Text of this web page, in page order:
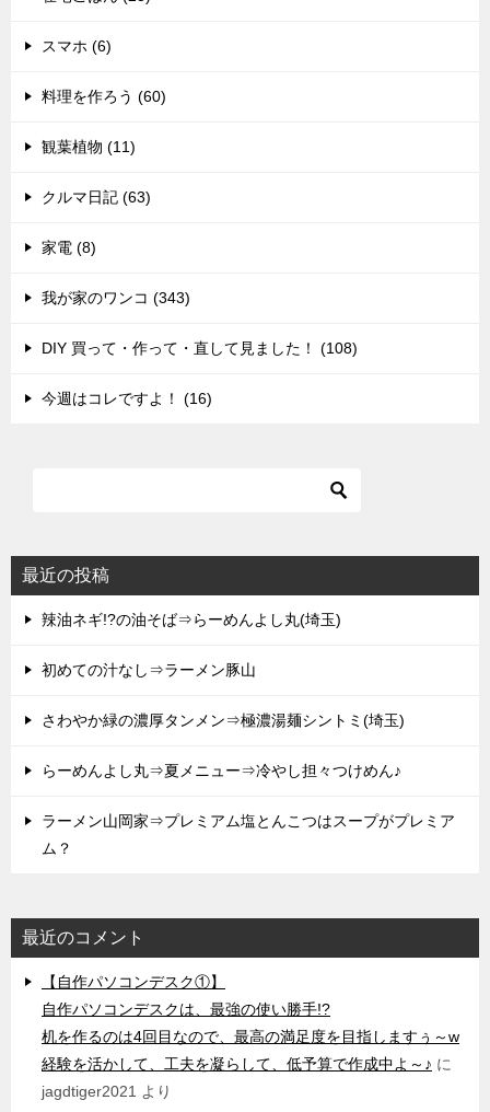
スマホ (6)
料理を作ろう (60)
観葉植物 (11)
クルマ日記 (63)
家電 (8)
我が家のワンコ (343)
DIY 買って・作って・直して見ました！ (108)
今週はコレですよ！ (16)
最近の投稿
辣油ネギ!?の油そば⇒らーめんよし丸(埼玉)
初めての汁なし⇒ラーメン豚山
さわやか緑の濃厚タンメン⇒極濃湯麺シントミ(埼玉)
らーめんよし丸⇒夏メニュー⇒冷やし担々つけめん♪
ラーメン山岡家⇒プレミアム塩とんこつはスープがプレミア
ム？
最近のコメント
【自作パソコンデスク①】
自作パソコンデスクは、最強の使い勝手!?
机を作るのは4回目なので、最高の満足度を目指しますぅ～w
経験を活かして、工夫を凝らして、低予算で作成中よ～♪ に
jagdtiger2021 より